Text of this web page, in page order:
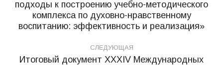
записям
Предыдущая
запись:
подходы к построению учебно-методического
комплекса по духовно-нравственному
воспитанию: эффективность и реализация»
СЛЕДУЮЩАЯ
Итоговый документ XXХIV Международных